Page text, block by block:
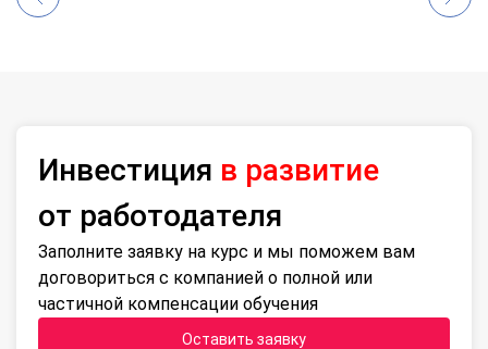
Инвестиция в развитие
от работодателя
Заполните заявку на курс и мы поможем вам
договориться с компанией о полной или
частичной компенсации обучения
Оставить заявку